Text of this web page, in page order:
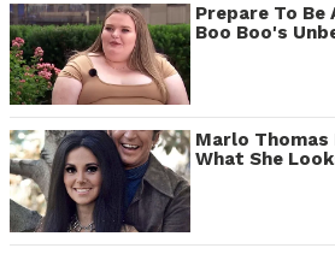
Prepare To Be
Boo Boo's
Marlo Thomas
What She